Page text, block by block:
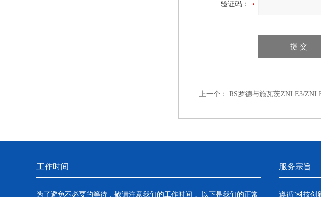
验证码：
上一个： RS罗德与施瓦茨ZNLE3/
工作时间
为了避免不必要的等待，敬请注意我们的工作时间 。以下是我们的正常
服务宗旨
遵循“科技创